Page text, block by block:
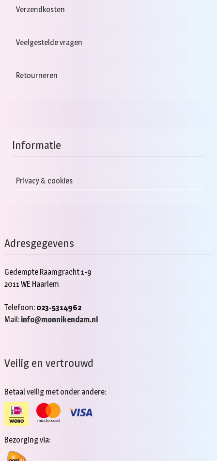
Verzendkosten
Veelgestelde vragen
Retourneren
Informatie
Privacy & cookies
Adresgegevens
Gedempte Raamgracht 1-9
2011 WE Haarlem
Telefoon: 023-5314962
Mail: info@monnikendam.nl
Veilig en vertrouwd
Betaal veilig met onder andere:
Bezorging via: